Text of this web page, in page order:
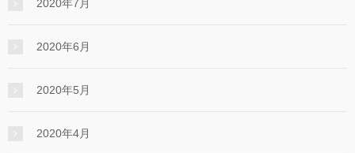
2020年7月
2020年6月
2020年5月
2020年4月